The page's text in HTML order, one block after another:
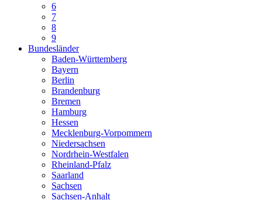
6
7
8
9
Bundesländer
Baden-Württemberg
Bayern
Berlin
Brandenburg
Bremen
Hamburg
Hessen
Mecklenburg-Vorpommern
Niedersachsen
Nordrhein-Westfalen
Rheinland-Pfalz
Saarland
Sachsen
Sachsen-Anhalt